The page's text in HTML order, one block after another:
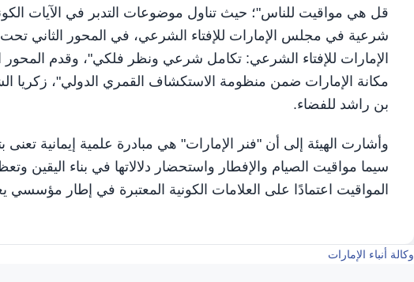
قل هي مواقيت للناس"؛ حيث تناول موضوعات التدبر في الآيات
شرعية في مجلس الإمارات للإفتاء الشرعي، في المحور الثاني
الإمارات للإفتاء الشرعي: تكامل شرعي ونظر فلكي"، وقدم
مكانة الإمارات ضمن منظومة الاستكشاف القمري الدولي"، زكريا
بن راشد للفضاء.
وأشارت الهيئة إلى أن "فنر الإمارات" هي مبادرة علمية إيمانية تعنى
سيما مواقيت الصيام والإفطار واستحضار دلالاتها في بناء اليقين
المواقيت اعتمادًا على العلامات الكونية المعتبرة في إطار مؤسسي
وكالة أنباء الإمارات